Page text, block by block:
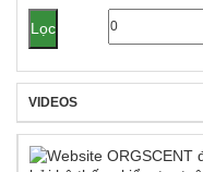
Giá
thiểu
Lọc
VIDEOS